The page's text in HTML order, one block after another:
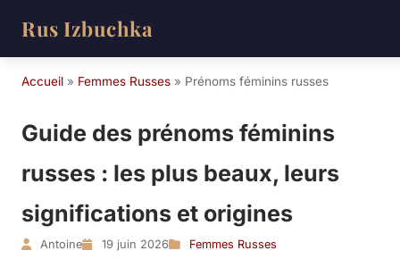
Rus Izbuchka
Accueil » Femmes Russes » Prénoms féminins russes
Guide des prénoms féminins
russes : les plus beaux, leurs
significations et origines
Antoine 19 juin 2026 Femmes Russes